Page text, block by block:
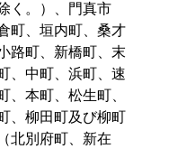
く。）、門真市
町、垣内町、桑才
路町、新橋町、末
、中町、浜町、速
、本町、松生町、
、柳田町及び柳町
北別府町、新在